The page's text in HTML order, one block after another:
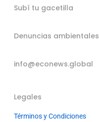
Subí tu gacetilla
Denuncias ambientales
info@econews.global
Legales
Términos y Condiciones